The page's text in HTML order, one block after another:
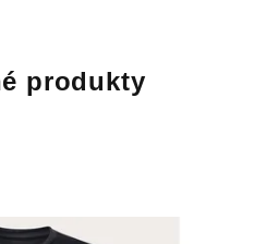
produkty